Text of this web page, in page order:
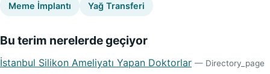
Meme İmplantı Yağ Transferi
Bu terim nerelerde geçiyor
İstanbul Silikon Ameliyatı Yapan Doktorlar — Directory_page